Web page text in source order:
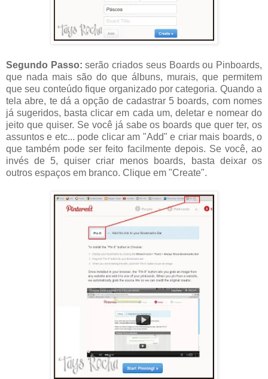
Segundo Passo: serão criados seus Boards ou Pinboards,
que nada mais são do que álbuns, murais, que permitem
que seu conteúdo fique organizado por categoria. Quando a
tela abre, te dá a opção de cadastrar 5 boards, com nomes
já sugeridos, basta clicar em cada um, deletar e nomear do
jeito que quiser. Se você já sabe os boards que quer ter, os
assuntos e etc... pode clicar am "Add" e criar mais boards, o
que também pode ser feito facilmente depois. Se você, ao
invés de 5, quiser criar menos boards, basta deixar os
outros espaços em branco. Clique em "Create".